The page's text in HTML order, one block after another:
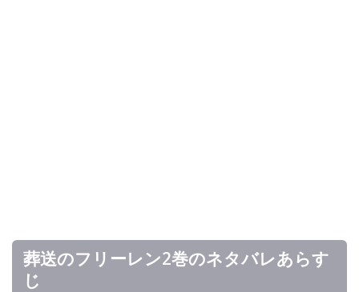
葬送のフリーレン2巻のネタバレあらす
じ